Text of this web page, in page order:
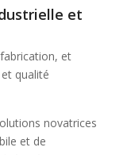
et
et
qualité
novatrices
et de